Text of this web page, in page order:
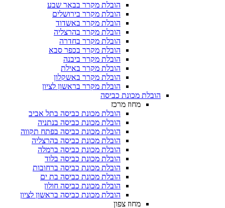
הובלת מקרר בבאר שבע
הובלת מקרר בירושלים
הובלת מקרר באשדוד
הובלת מקרר בהרצליה
הובלת מקרר בחדרה
הובלת מקרר בכפר סבא
הובלת מקרר ביבנה
הובלת מקרר באילת
הובלת מקרר באשקלון
הובלת מקרר בראשון לציון
הובלת מכונת כביסה
הובלת מכונת כביסה בתל אביב
הובלת מכונת כביסה בנתניה
הובלת מכונת כביסה בפתח תקווה
הובלת מכונת כביסה בהרצליה
הובלת מכונת כביסה ברמלה
הובלת מכונת כביסה בלוד
הובלת מכונת כביסה ברחובות
הובלת מכונת כביסה בת ים
הובלת מכונת כביסה חולון
הובלת מכונת כביסה בראשון לציון